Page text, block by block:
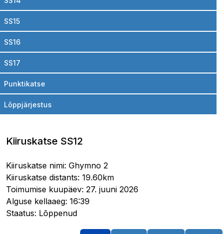
SS15
SS16
SS17
Punktikatse
Lõppjärjestus
Kiiruskatse SS12
Kiiruskatse nimi: Ghymno 2
Kiiruskatse distants: 19.60km
Toimumise kuupäev: 27. juuni 2026
Alguse kellaaeg: 16:39
Staatus: Lõppenud